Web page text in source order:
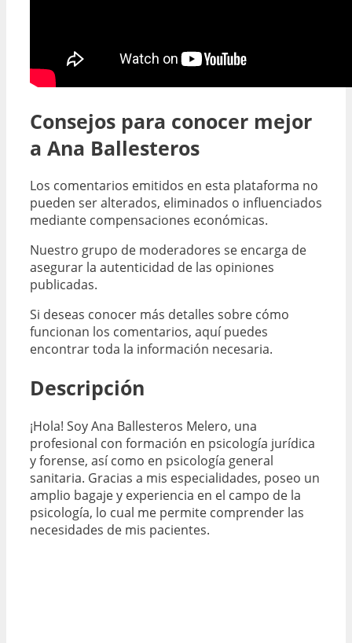
Consejos para conocer mejor
a Ana Ballesteros
Los comentarios emitidos en esta plataforma no
pueden ser alterados, eliminados o influenciados
mediante compensaciones económicas.
Nuestro grupo de moderadores se encarga de
asegurar la autenticidad de las opiniones
publicadas.
Si deseas conocer más detalles sobre cómo
funcionan los comentarios, aquí puedes
encontrar toda la información necesaria.
Descripción
¡Hola! Soy Ana Ballesteros Melero, una
profesional con formación en psicología jurídica
y forense, así como en psicología general
sanitaria. Gracias a mis especialidades, poseo un
amplio bagaje y experiencia en el campo de la
psicología, lo cual me permite comprender las
necesidades de mis pacientes.